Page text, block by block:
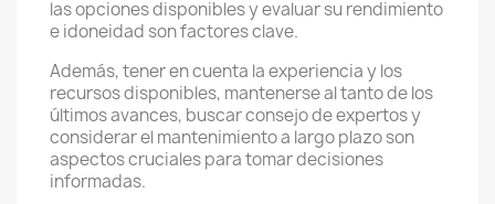
las opciones disponibles y evaluar su rendimiento
e idoneidad son factores clave.
Además, tener en cuenta la experiencia y los
recursos disponibles, mantenerse al tanto de los
últimos avances, buscar consejo de expertos y
considerar el mantenimiento a largo plazo son
aspectos cruciales para tomar decisiones
informadas.